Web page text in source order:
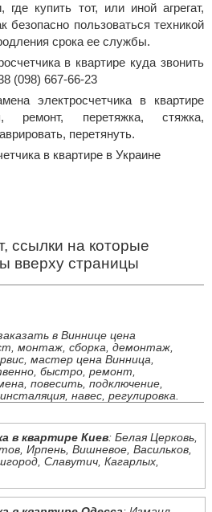
купить тот, или иной агрегат,
безопасно пользоваться техникой
срока ее службы.
в квартире куда звонить
(098) 667-66-23
электросчетчика в квартире
ремонт, перетяжка, стяжка,
перетянуть.
в квартире в Украине
ссылки на которые
вверху страницы
в Виннице цена
монтаж, сборка, демонтаж,
мастер цена Винница,
быстро, ремонт,
повесить, подключение,
навес, регулировка.
в квартире Киев: Белая Церковь,
Ирпень, Вишневое, Васильков,
Славутич, Кагарлых,